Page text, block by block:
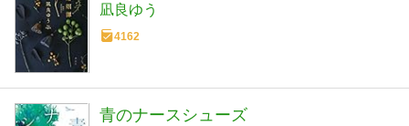
凪良ゆう
4162
青のナースシューズ